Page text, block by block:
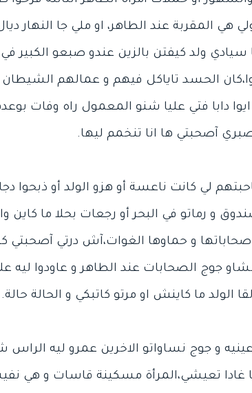
هي المقربة عند الطاهر، او ملي جا النهار
سيادي ولد كيفتن بالزين عندو صبعو
الحسد تاياكل فيهم و عمالهم
دابا فتي عليا شنو المعمول راه وفات
لي كانت ناعسة أو هزو الولد أو ذبحوا
و رماتو في البحر أو رجعات بحلا ما كاين
و حماوها الغوات،آش درتي آصحبتي
جوج الصحابات عند الطاهر و عاودوا ليه علا
و جوج نساواتو الاخرين عمرو ليه الراس
غادا تعيشي،المرأة مسكينة قاسات و هي